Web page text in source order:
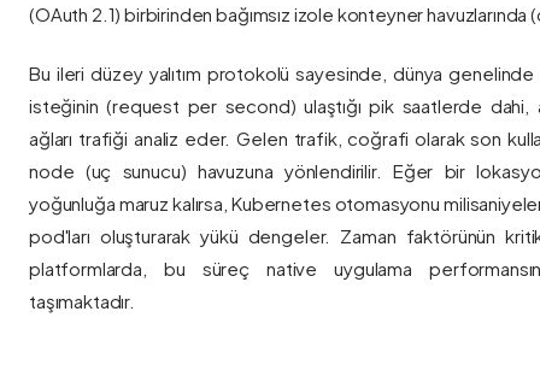
(OAuth 2.1) birbirinden bağımsız izole konteyner havuzlarında
Bu ileri düzey yalıtım protokolü sayesinde, dünya genelinde
isteğinin (request per second) ulaştığı pik saatlerde dahi,
ağları trafiği analiz eder. Gelen trafik, coğrafi olarak son
node (uç sunucu) havuzuna yönlendirilir. Eğer bir
yoğunluğa maruz kalırsa, Kubernetes otomasyonu
pod'ları oluşturarak yükü dengeler. Zaman faktörünün
platformlarda, bu süreç native uygulama
taşımaktadır.